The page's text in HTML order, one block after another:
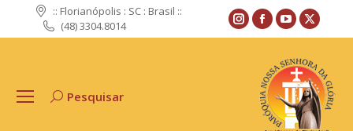
:: Florianópolis : SC : Brasil ::
(48) 3304.8014
Instagram
page
new
window
Facebook
page
opens
in
new
window
YouTube
page
opens
in
new
window
X
page
in
new
Search:Pesquisar